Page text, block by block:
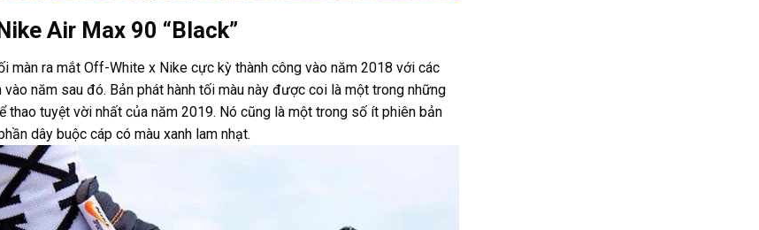
Air Max 90 “Black”
màn ra mắt Off-White x Nike cực kỳ thành công vào năm 2018 với các
vào năm sau đó. Bản phát hành tối màu này được coi là một trong những
thao tuyệt vời nhất của năm 2019. Nó cũng là một trong số ít phiên bản
dây buộc cáp có màu xanh lam nhạt.